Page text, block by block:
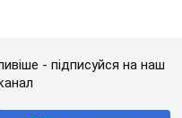
- підписуйся на наш